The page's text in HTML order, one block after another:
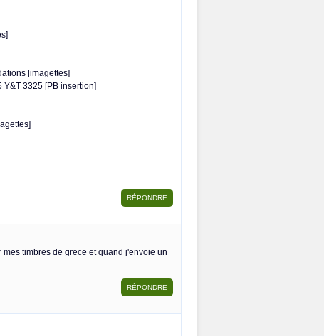
[imagettes]
Y&T 3325 [PB insertion]
timbres de grece et quand j'envoie un